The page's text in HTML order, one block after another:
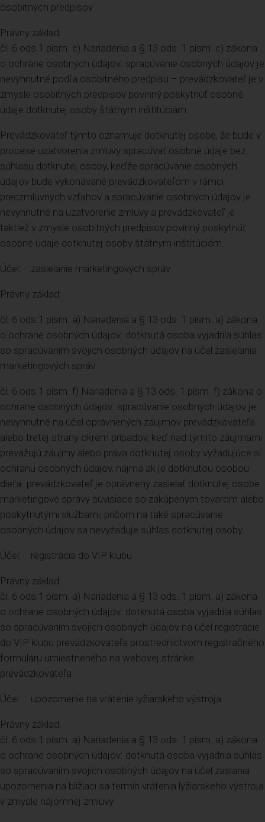
osobitných predpisov
Právny základ:
čl. 6 ods.1 písm. c) Nariadenia a § 13 ods. 1 písm. c) zákona
o ochrane osobných údajov: spracúvanie osobných údajov je
nevyhnutné podľa osobitného predpisu – prevádzkovateľ je v
zmysle osobitných predpisov povinný poskytnúť osobné
údaje dotknutej osoby štátnym inštitúciám
Prevádzkovateľ týmto oznamuje dotknutej osobe, že bude v
procese uzatvorenia zmluvy spracúvať osobné údaje bez
súhlasu dotknutej osoby, keďže spracúvanie osobných
údajov bude vykonávané prevádzkovateľom v rámci
predzmluvných vzťahov a spracúvanie osobných údajov je
nevyhnutné na uzatvorenie zmluvy a prevádzkovateľ je
taktiež v zmysle osobitných predpisov povinný poskytnúť
osobné údaje dotknutej osoby štátnym inštitúciám.
Účel: zasielanie marketingových správ
Právny základ:
čl. 6 ods.1 písm. a) Nariadenia a § 13 ods. 1 písm. a) zákona
o ochrane osobných údajov: dotknutá osoba vyjadrila súhlas
so spracúvaním svojich osobných údajov na účel zasielania
marketingových správ
čl. 6 ods.1 písm. f) Nariadenia a § 13 ods. 1 písm. f) zákona o
ochrane osobných údajov: spracúvanie osobných údajov je
nevyhnutné na účel oprávnených záujmov prevádzkovateľa
alebo tretej strany okrem prípadov, keď nad týmito záujmami
prevažujú záujmy alebo práva dotknutej osoby vyžadujúce si
ochranu osobných údajov, najmä ak je dotknutou osobou
dieťa- prevádzkovateľ je oprávnený zasielať dotknutej osobe
marketingové správy súvisiace so zakúpeným tovarom alebo
poskytnutými službami, pričom na také spracúvanie
osobných údajov sa nevyžaduje súhlas dotknutej osoby.
Účel: registrácia do VIP klubu
Právny základ:
čl. 6 ods.1 písm. a) Nariadenia a § 13 ods. 1 písm. a) zákona
o ochrane osobných údajov: dotknutá osoba vyjadrila súhlas
so spracúvaním svojich osobných údajov na účel registrácie
do VIP klubu prevádzkovateľa prostredníctvom registračného
formuláru umiestneného na webovej stránke
prevádzkovateľa
Účel: upozornenie na vrátenie lyžiarskeho výstroja
Právny základ:
čl. 6 ods.1 písm. a) Nariadenia a § 13 ods. 1 písm. a) zákona
o ochrane osobných údajov: dotknutá osoba vyjadrila súhlas
so spracúvaním svojich osobných údajov na účel zaslania
upozornenia na blížiaci sa termín vrátenia lyžiarskeho výstroja
v zmysle nájomnej zmluvy